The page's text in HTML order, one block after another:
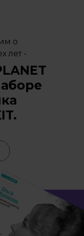
о
лет -